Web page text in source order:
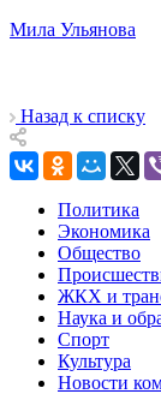
Мила Ульянова
Назад к списку
Политика
Экономика
Общество
ЖКХ и
Наука и
Спорт
Культура
Новости